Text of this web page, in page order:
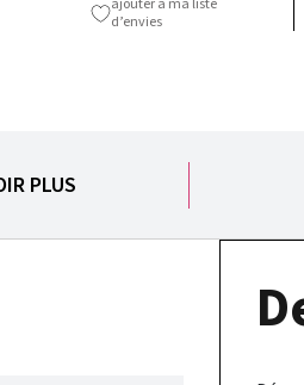
ajouter à ma liste
d’envies
PLUS